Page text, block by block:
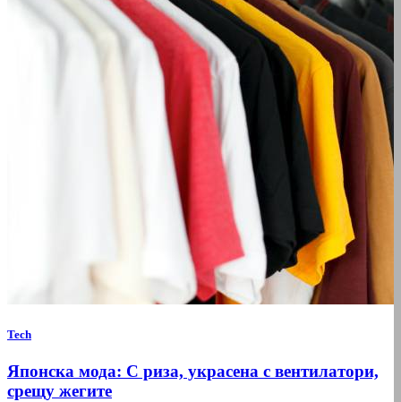
Tech
Японска мода: С риза, украсена с вентилатори,
срещу жегите